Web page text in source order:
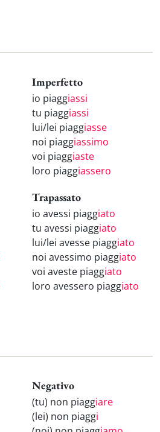
Imperfetto
io piaggiassi
tu piaggiassi
lui/lei piaggiasse
noi piaggiassimo
voi piaggiaste
loro piaggiassero
Trapassato
io avessi piaggiato
tu avessi piaggiato
lui/lei avesse piaggiato
noi avessimo piaggiato
voi aveste piaggiato
loro avessero piaggiato
Negativo
(tu) non piaggiare
(lei) non piaggi